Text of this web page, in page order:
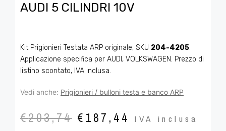
AUDI 5 CILINDRI 10V
Kit Prigionieri Testata ARP originale, SKU 204-4205.
Applicazione specifica per AUDI, VOLKSWAGEN. Prezzo di
listino scontato, IVA inclusa.
Vedi anche: Prigionieri / bulloni testa e banco ARP
€203,74 € 187,44 IVA inclusa